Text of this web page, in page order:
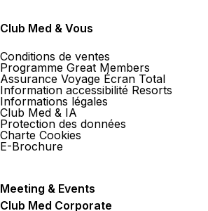
Club Med & Vous
Conditions de ventes
Programme Great Members
Assurance Voyage Écran Total
Information accessibilité Resorts
Informations légales
Club Med & IA
Protection des données
Charte Cookies
E-Brochure
Meeting & Events
Club Med Corporate